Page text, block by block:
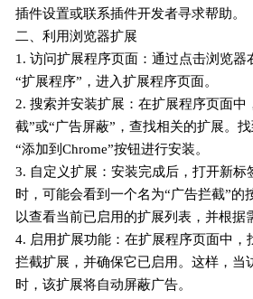
插件设置或联系插件开发者寻求帮助。
二、利用浏览器扩展
1. 访问扩展程序页面：通过点击浏览器
“扩展程序”，进入扩展程序页面。
2. 搜索并安装扩展：在扩展程序页面中
截”或“广告屏蔽”，查找相关的扩展。
“添加到Chrome”按钮进行安装。
3. 自定义扩展：安装完成后，打开新标
时，可能会看到一个名为“广告拦截”的
以查看当前已启用的扩展列表，并根据
4. 启用扩展功能：在扩展程序页面中，
拦截扩展，并确保它已启用。这样，当
时，该扩展将自动屏蔽广告。